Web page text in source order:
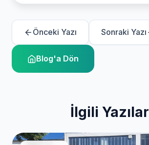
Önceki Yazı Sonraki Yazı
Blog'a Dön
İlgili Yazılar